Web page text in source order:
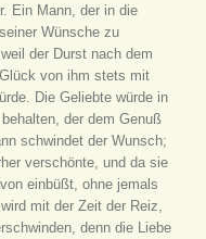
Ein Mann, der in die
Wünsche zu
der Durst nach dem
von ihm stets mit
Die Geliebte würde in
der dem Genuß
schwindet der Wunsch;
verschönte, und da sie
einbüßt, ohne jemals
mit der Zeit der Reiz,
denn die Liebe